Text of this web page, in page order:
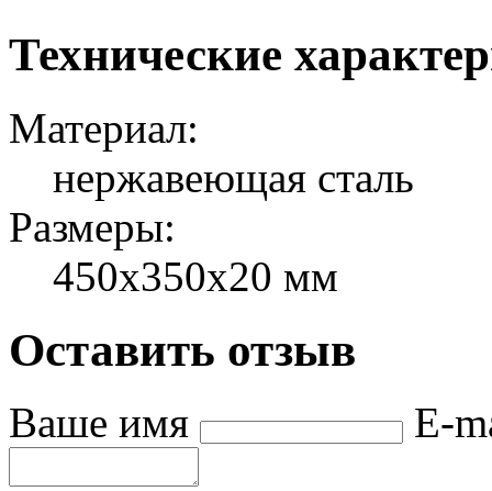
Технические
Материал:
нержавеющая сталь
Размеры:
450х350х20 мм
Оставить отзыв
Ваше имя E-